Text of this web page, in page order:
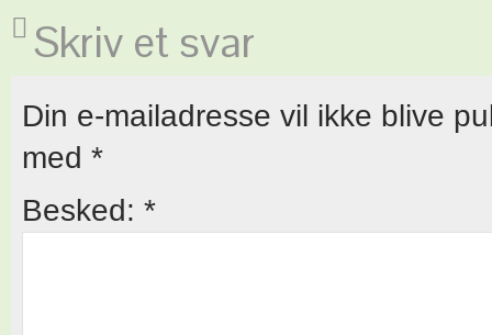
Skriv et svar
Din e-mailadresse vil ikke blive
med *
Besked: *